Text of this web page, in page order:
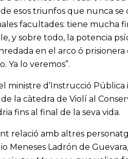
esos triunfos que nunca se
facultades: tiene mucha
y sobre todo, la potencia
en el arco ó prisionera
Ya lo veremos”.
ministre d’Instrucció Pública
la càtedra de Violí al
fins al final de la seva vida.
relació amb altres
Meneses Ladrón de